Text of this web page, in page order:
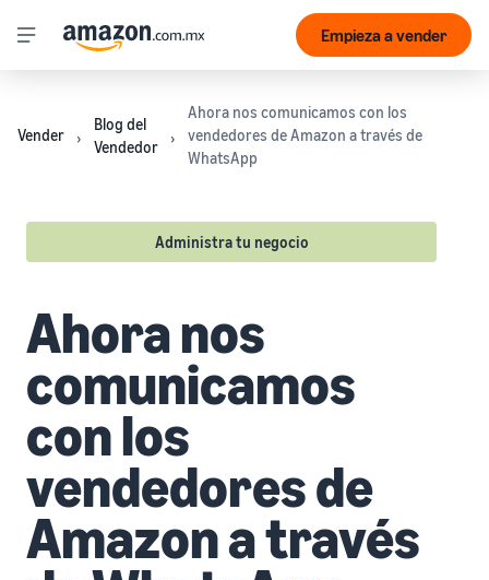
Empieza a vender
Vender
Blog del
Vendedor
Ahora nos comunicamos con los
vendedores de Amazon a través de
WhatsApp
Administra tu negocio
Ahora nos
comunicamos
con los
vendedores de
Amazon a través